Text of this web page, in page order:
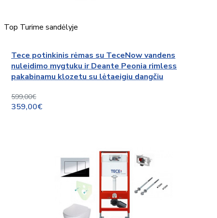
Top Turime sandėlyje
Tece potinkinis rėmas su TeceNow vandens
nuleidimo mygtuku ir Deante Peonia rimless
pakabinamu klozetu su lėtaeigiu dangčiu
599,00€
359,00€